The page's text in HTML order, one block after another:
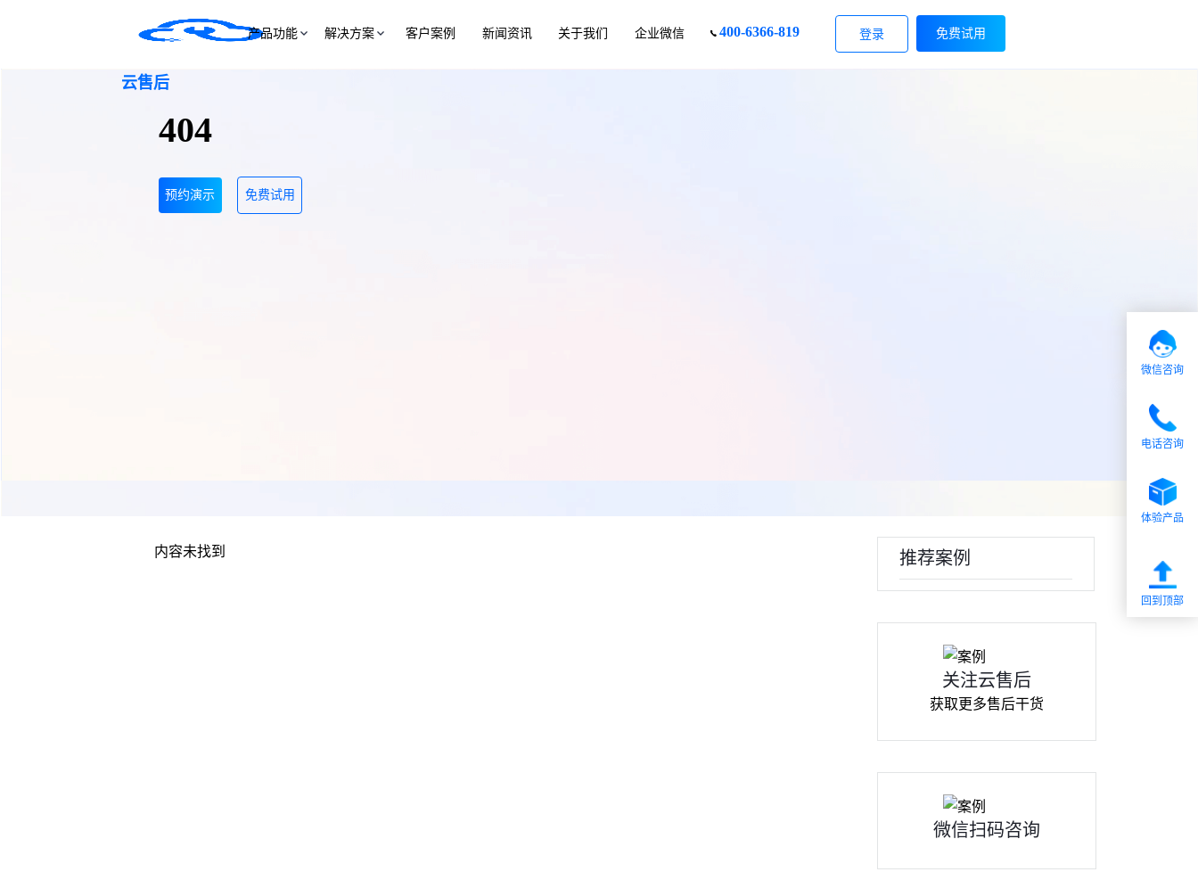
云售后
产品功能 解决方案 客户案例 新闻资讯 关于我们 企业微信 400-6366-819 登录 免费试用
404
预约演示 免费试用
内容未找到 推荐案例
关注云售后
获取更多售后干货
微信扫码咨询
微信咨询
电话咨询
体验产品
回到顶部